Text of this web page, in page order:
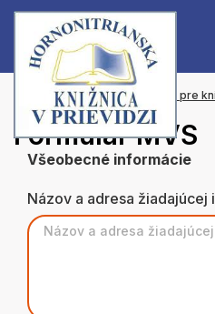
Hlavná stránka Informácie pre
Formulár MVS
Všeobecné informácie
Názov a adresa žiadajúcej